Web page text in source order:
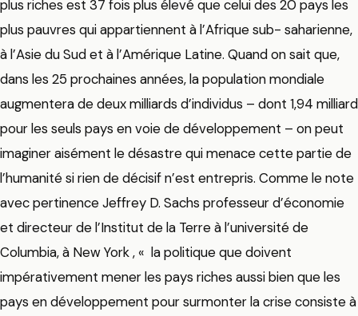
plus riches est 37 fois plus élevé que celui des 20 pays les
plus pauvres qui appartiennent à l’Afrique sub- saharienne,
à l’Asie du Sud et à l’Amérique Latine. Quand on sait que,
dans les 25 prochaines années, la population mondiale
augmentera de deux milliards d’individus – dont 1,94 milliard
pour les seuls pays en voie de développement – on peut
imaginer aisément le désastre qui menace cette partie de
l’humanité si rien de décisif n’est entrepris. Comme le note
avec pertinence Jeffrey D. Sachs professeur d’économie
et directeur de l’Institut de la Terre à l’université de
Columbia, à New York , « la politique que doivent
impérativement mener les pays riches aussi bien que les
pays en développement pour surmonter la crise consiste à